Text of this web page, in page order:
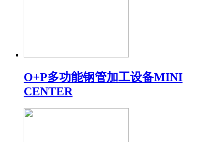
O+P多功能钢管加工设备MINI
CENTER